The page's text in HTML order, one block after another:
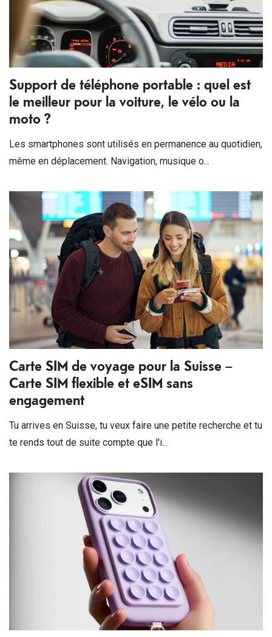
Support de téléphone portable : quel est
le meilleur pour la voiture, le vélo ou la
moto ?
Les smartphones sont utilisés en permanence au quotidien,
même en déplacement. Navigation, musique o...
Carte SIM de voyage pour la Suisse –
Carte SIM flexible et eSIM sans
engagement
Tu arrives en Suisse, tu veux faire une petite recherche et tu
te rends tout de suite compte que l'i...